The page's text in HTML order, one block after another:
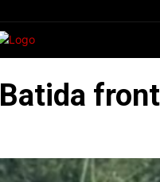
Batida